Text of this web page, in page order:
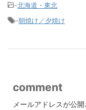
-北海道・東北
-朝焼け／夕焼け
comment
メールアドレスが公